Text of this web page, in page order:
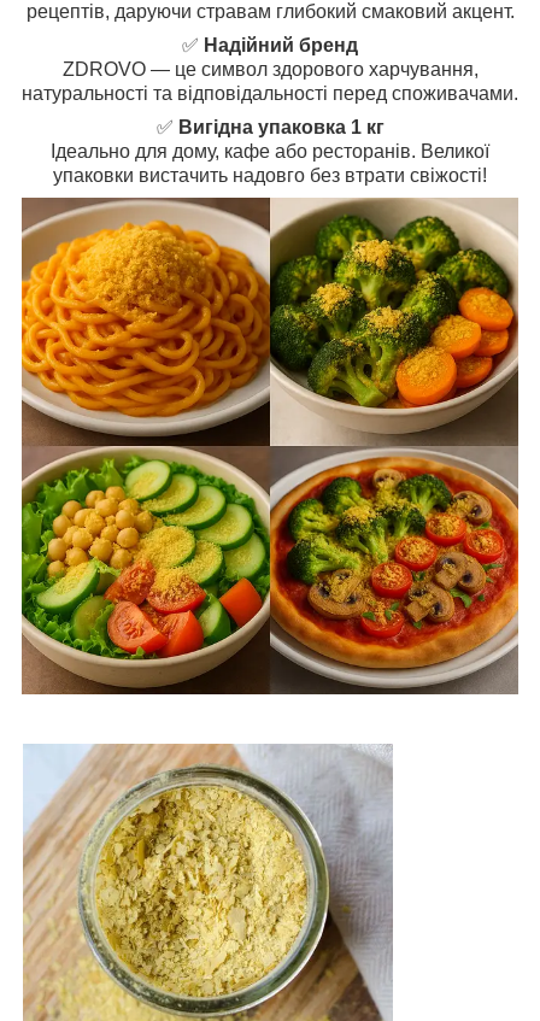
рецептів, даруючи стравам глибокий смаковий акцент.
✅ Надійний бренд
ZDROVO — це символ здорового харчування,
натуральності та відповідальності перед споживачами.
✅ Вигідна упаковка 1 кг
Ідеально для дому, кафе або ресторанів. Великої
упаковки вистачить надовго без втрати свіжості!